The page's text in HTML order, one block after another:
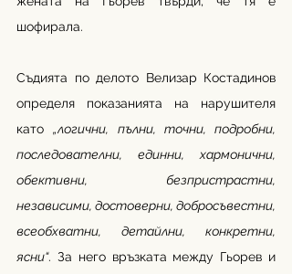
шофирала.
Съдията по делото Велизар Костадинов
определя показанията на нарушителя
като „логични, пълни, точни, подробни,
последователни, единни, хармонични,
обективни, безпристрастни,
независими, достоверни, добросъвестни,
всеобхватни, детайлни, конкретни,
ясни“. За него връзката между Гьорев и